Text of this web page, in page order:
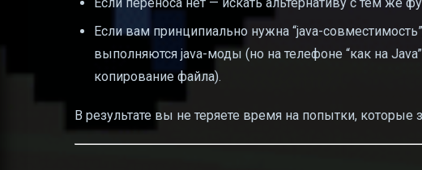
Если вам принципиально нужна “java-
выполняются java-моды (но на телефоне “как на
копирование файла).
В результате вы не теряете время на попытки, которые